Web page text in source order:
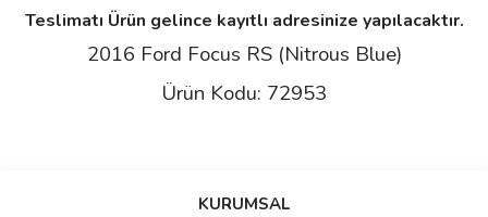
Teslimatı Ürün gelince kayıtlı adresinize yapılacaktır.
2016 Ford Focus RS (Nitrous Blue)
Ürün Kodu: 72953
Bu ürüne ilk yorumu siz yapın!
KURUMSAL